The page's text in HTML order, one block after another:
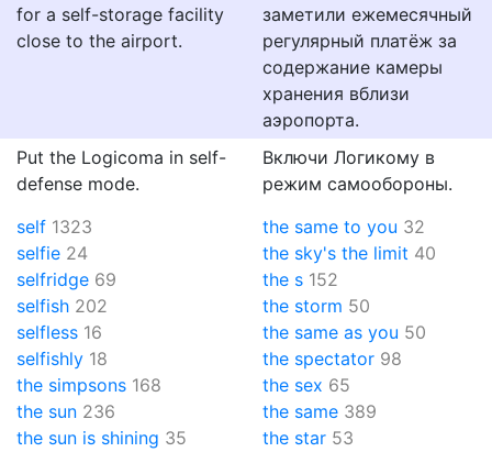
for a self-storage facility
close to the airport.
заметили ежемесячный
регулярный платёж за
содержание камеры
хранения вблизи
аэропорта.
Put the Logicoma in self-
defense mode.
Включи Логикому в
режим самообороны.
self 1323
selfie 24
selfridge 69
selfish 202
selfless 16
selfishly 18
the simpsons 168
the sun 236
the sun is shining 35
the same to you 32
the sky's the limit 40
the s 152
the storm 50
the same as you 50
the spectator 98
the sex 65
the same 389
the star 53